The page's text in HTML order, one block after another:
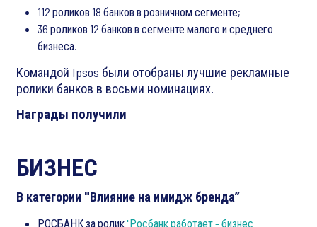
112 роликов 18 банков в розничном сегменте;
36 роликов 12 банков в сегменте малого и среднего
бизнеса.
Командой Ipsos были отобраны лучшие рекламные
ролики банков в восьми номинациях.
Награды получили
БИЗНЕС
В категории "Влияние на имидж бренда”
РОСБАНК за ролик"Росбанк работает - бизнес